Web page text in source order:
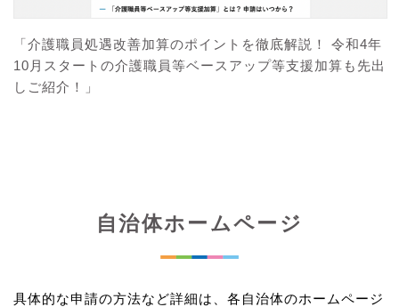
「介護職員処遇改善加算のポイントを徹底解説！ 令和4年
10月スタートの介護職員等ベースアップ等支援加算も先出
しご紹介！」
自治体ホームページ
具体的な申請の方法など詳細は、各自治体のホームページ